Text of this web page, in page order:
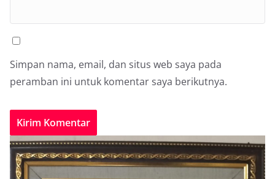
Simpan nama, email, dan situs web saya pada
peramban ini untuk komentar saya berikutnya.